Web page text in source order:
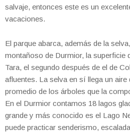
salvaje, entonces este es un
vacaciones.
El parque abarca, además de la
montañoso de Durmior, la superficie
Tara, el segundo después de el de
afluentes. La selva en sí llega un aire
promedio de los árboles que la
En el Durmior contamos 18 lagos
grande y más conocido es el Lago
puede practicar senderismo,